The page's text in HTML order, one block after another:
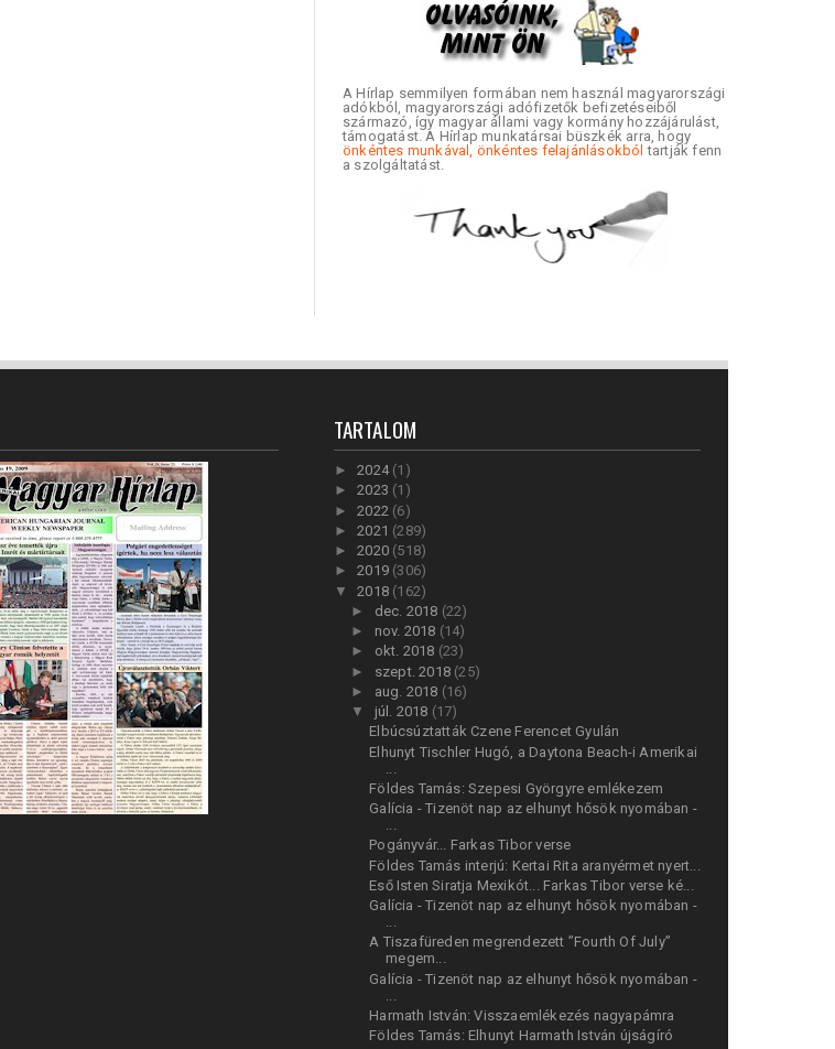
A Hírlap semmilyen formában nem használ magyarországi
adókból, magyarországi adófizetők befizetéseiből
származó, így magyar állami vagy kormány hozzájárulást,
támogatást. A Hírlap munkatársai büszkék arra, hogy
önkéntes munkával, önkéntes felajánlásokból tartják fenn
a szolgáltatást.
TARTALOM
►2024 (1)
►2023 (1)
►2022 (6)
►2021 (289)
►2020 (518)
►2019 (306)
▼2018 (162)
► dec. 2018 (22)
► nov. 2018 (14)
► okt. 2018 (23)
► szept. 2018 (25)
► aug. 2018 (16)
▼ júl. 2018 (17)
Elbúcsúztatták Czene Ferencet Gyulán
Elhunyt Tischler Hugó, a Daytona Beach-i Amerikai
Földes Tamás: Szepesi Györgyre emlékezem
Galícia - Tizenöt nap az elhunyt hősök nyomában -
...
Pogányvár... Farkas Tibor verse
Földes Tamás interjú: Kertai Rita aranyérmet nyert...
Eső Isten Siratja Mexikót... Farkas Tibor verse ké...
Galícia - Tizenöt nap az elhunyt hősök nyomában -
...
A Tiszafüreden megrendezett ”Fourth Of July”
megem...
Galícia - Tizenöt nap az elhunyt hősök nyomában -
Harmath István: Visszaemlékezés nagyapámra
Földes Tamás: Elhunyt Harmath István újságíró